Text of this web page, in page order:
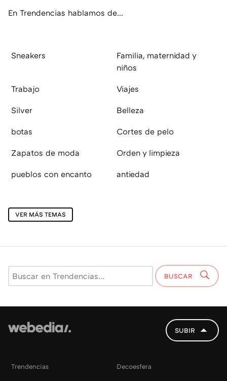
En Trendencias hablamos de...
Sneakers
Familia, maternidad y
niños
Trabajo Viajes
Silver Belleza
botas Cortes de pelo
Zapatos de moda Orden y limpieza
pueblos con encanto antiedad
VER MÁS TEMAS
BUSCAR
SUBIR
Trendencias Decoesfera